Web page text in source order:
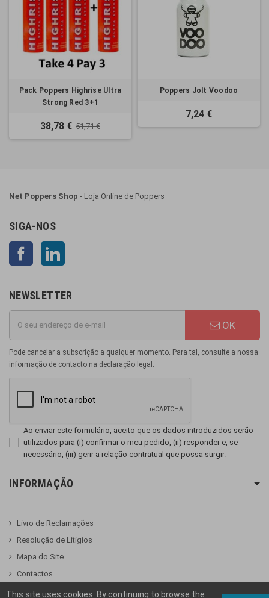
Pack Poppers Highrise Ultra
Strong Red 3+1
38,78 € 51,71 €
Poppers Jolt Voodoo
7,24 €
Net Poppers Shop - Loja Online de Poppers
SIGA-NOS
Facebook
NEWSLETTER
OK
Pode cancelar a subscrição a qualquer momento. Para tal, consulte a nossa
informação de contacto na declaração legal.
Ao enviar este formulário, aceito que os dados introduzidos serão
utilizados para (i) confirmar o meu pedido, (ii) responder e, se
necessário, (iii) gerir a relação contratual que possa surgir.
INFORMAÇÃO
Livro de Reclamações
Resolução de Litígios
Mapa do Site
Contactos
This site uses cookies. By continuing to browse the